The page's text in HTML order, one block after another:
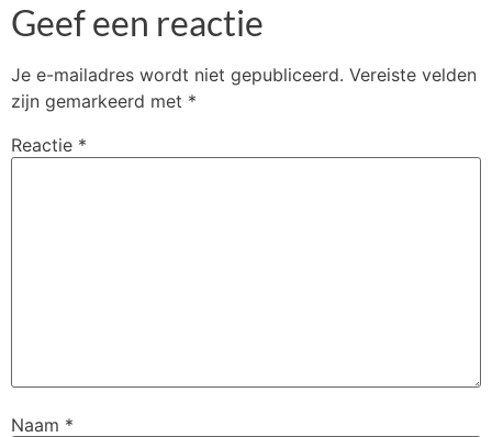
Geef een reactie
Je e-mailadres wordt niet gepubliceerd. Vereiste velden
zijn gemarkeerd met *
Reactie *
Naam *